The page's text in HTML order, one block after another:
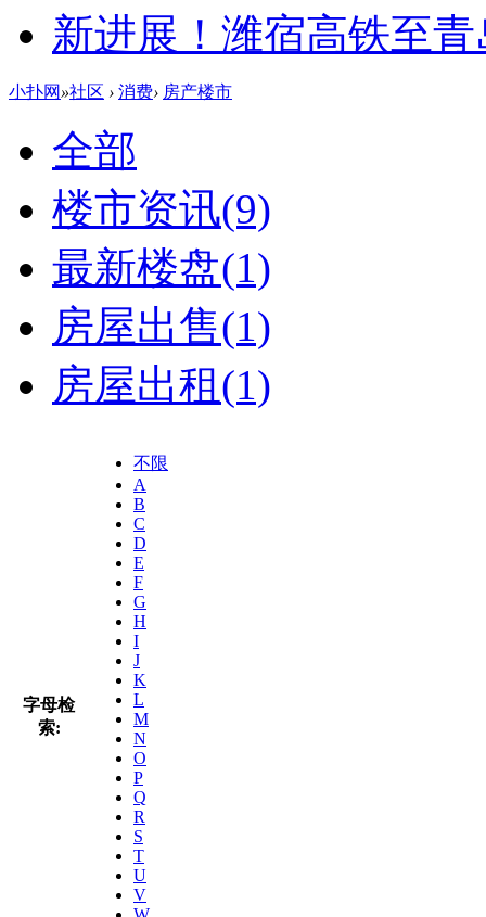
新进展！潍宿高铁至
小扑网 »社区 › 消费› 房产楼市
全部
楼市资讯(9)
最新楼盘(1)
房屋出售(1)
房屋出租(1)
字母检
索:
不限
A
B
C
D
E
F
G
H
I
J
K
L
M
N
O
P
Q
R
S
T
U
V